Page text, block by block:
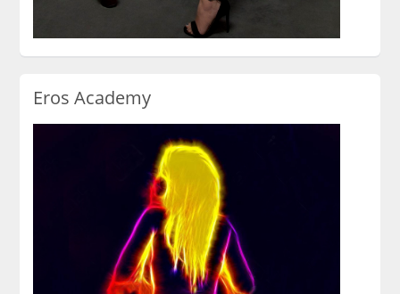
Eros Academy